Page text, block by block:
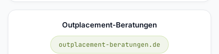
Outplacement-Beratungen
outplacement-beratungen.de